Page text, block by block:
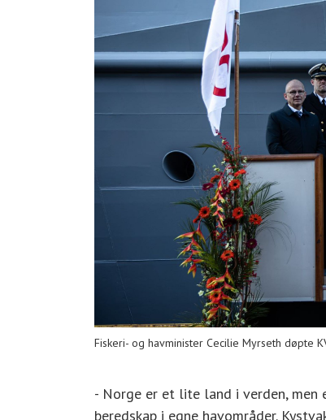
Fiskeri- og havminister Cecilie Myrseth døpte
- Norge er et lite land i verden,
beredskap i egne havområder.